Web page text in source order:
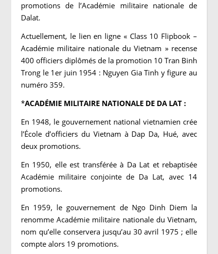
promotions de l’Académie militaire nationale de
Dalat.
Actuellement, le lien en ligne « Class 10 Flipbook –
Académie militaire nationale du Vietnam » recense
400 officiers diplômés de la promotion 10 Tran Binh
Trong le 1er juin 1954 : Nguyen Gia Tinh y figure au
numéro 359.
*ACADÉMIE MILITAIRE NATIONALE DE DA LAT :
En 1948, le gouvernement national vietnamien crée
l’École d’officiers du Vietnam à Dap Da, Hué, avec
deux promotions.
En 1950, elle est transférée à Da Lat et rebaptisée
Académie militaire conjointe de Da Lat, avec 14
promotions.
En 1959, le gouvernement de Ngo Dinh Diem la
renomme Académie militaire nationale du Vietnam,
nom qu’elle conservera jusqu’au 30 avril 1975 ; elle
compte alors 19 promotions.